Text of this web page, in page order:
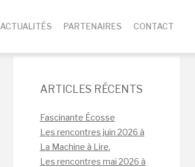
ACTUALITÉS PARTENAIRES CONTACT
ARTICLES RÉCENTS
Fascinante Écosse
Les rencontres juin 2026 à
La Machine à Lire.
Les rencontres mai 2026 à